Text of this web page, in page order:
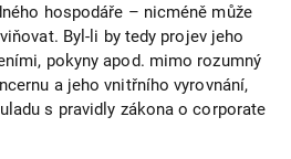
hospodáře – nicméně může
Byl-li by tedy projev jeho
pokyny apod. mimo rozumný
a jeho vnitřního vyrovnání,
s pravidly zákona o corporate